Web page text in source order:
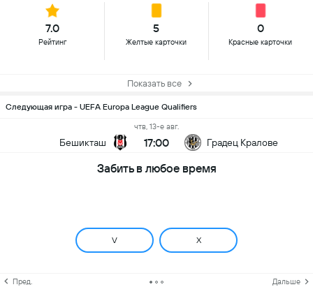
7.0
Рейтинг
5
Желтые карточки
0
Красные карточки
Показать все
Следующая игра - UEFA Europa League Qualifiers
Бешикташ
чтв, 13-е авг.
17:00 Градец Кралове
Забить в любое время
V X
Пред. Дальше